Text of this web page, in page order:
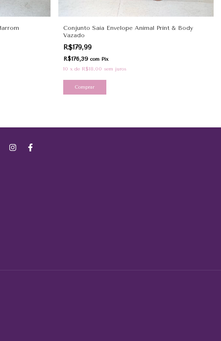
Conjunto Saia Envelope Animal Print & Body
Vazado
R$179,99
R$176,39 com Pix
10 x de R$18,00 sem juros
Comprar